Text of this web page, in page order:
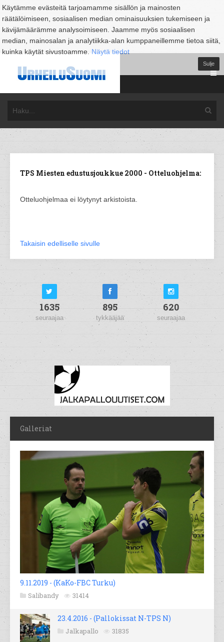
Käytämme evästeitä tarjoamamme sisällön ja mainosten
räätälöimiseen, sosiaalisen median ominaisuuksien tukemiseen ja
kävijämäärämme analysoimiseen. Jaamme myös sosiaalisen
median, mainosalan ja analytiikka-alan kumppaneillemme tietoa siitä,
kuinka käytät sivustoamme. Näytä tiedot
Sulje
TPS Miesten edustusjoukkue 2000 - Otteluohjelma:
Otteluohjelmaa ei löytynyt arkistoista.
Takaisin edelliselle sivulle
1635
seuraajaa
895
tykkääjää
620
seuraajaa
Galleriat
9.11.2019 - (KaKo-FBC Turku)
Salibandy 31414
23.4.2016 - (Pallokissat N-TPS N)
Jalkapallo 31835